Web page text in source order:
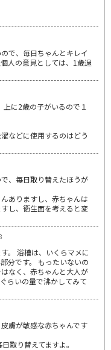
で、毎日ちゃんとキレイ
人の意見としては、1歳過
に2歳の子がいるので１
などに使用するのはどう
、毎日取り替えたほうが
ありますし、赤ちゃんは
し、衛生面を考えると変
。 浴槽は、いくらマメに
分です。 もったいないの
なく、赤ちゃんと大人が
らいの量で沸かしてみて
膚が敏感な赤ちゃんです
取り替えてますよ。